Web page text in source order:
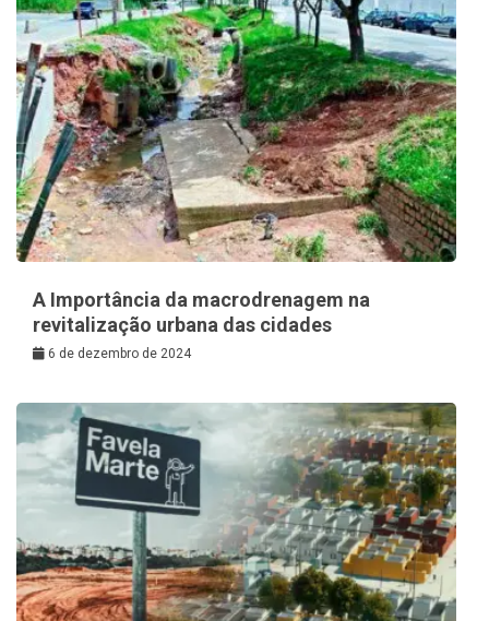
A Importância da macrodrenagem na
revitalização urbana das cidades
6 de dezembro de 2024